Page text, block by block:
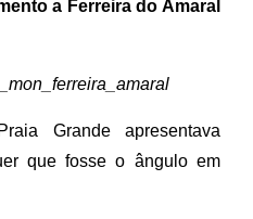
a Ferreira do Amaral
Grande apresentava
que fosse o ângulo em